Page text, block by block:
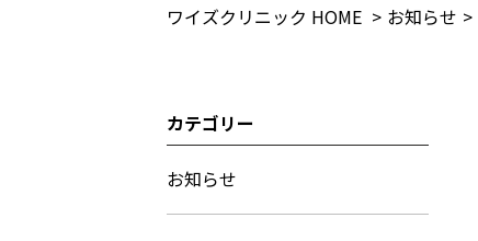
ワイズクリニック HOME お知らせ
サ
イ
ド
カテゴリー
お知らせ